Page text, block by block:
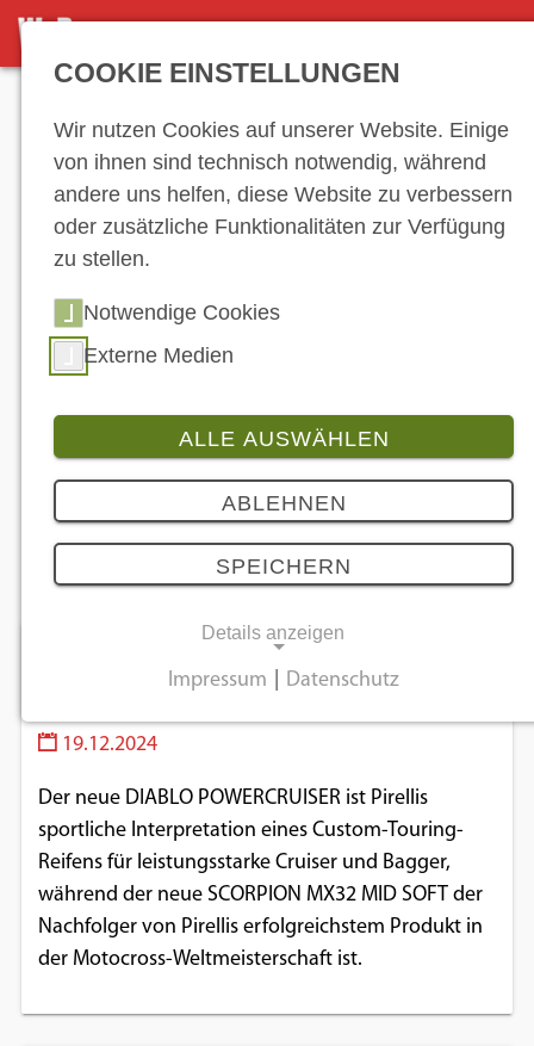
NEWS-ARCHIV
News-Archiv
1 2 3 4 5
12 13 14
29
32 33 34 35
38
39 40 …
Dezember 2024
Pirelli präsentiert zwei neue
Reifenmodelle
19.12.2024
Der neue DIABLO POWERCRUISER ist Pirellis
sportliche Interpretation eines Custom-Touring-
Reifens für leistungsstarke Cruiser und Bagger,
während der neue SCORPION MX32 MID SOFT der
Nachfolger von Pirellis erfolgreichstem Produkt in
der Motocross-Weltmeisterschaft ist.
COOKIE EINSTELLUNGEN
Wir nutzen Cookies auf unserer Website. Einige
von ihnen sind technisch notwendig, während
andere uns helfen, diese Website zu verbessern
oder zusätzliche Funktionalitäten zur Verfügung
zu stellen.
Notwendige Cookies
Externe Medien
ALLE AUSWÄHLEN
ABLEHNEN
SPEICHERN
Details anzeigen
Notwendige Cookies ermöglichen
einwandfreie Funktion der Website
erforderlich.
Einverständnis-Cookie
Name:
Impressum Datenschutz